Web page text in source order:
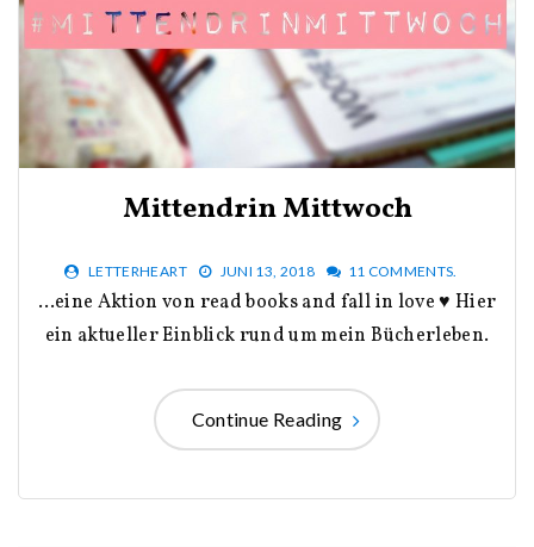
Mittendrin Mittwoch
LETTERHEART JUNI 13, 2018 11 COMMENTS.
…eine Aktion von read books and fall in love ♥ Hier
ein aktueller Einblick rund um mein Bücherleben.
Continue Reading